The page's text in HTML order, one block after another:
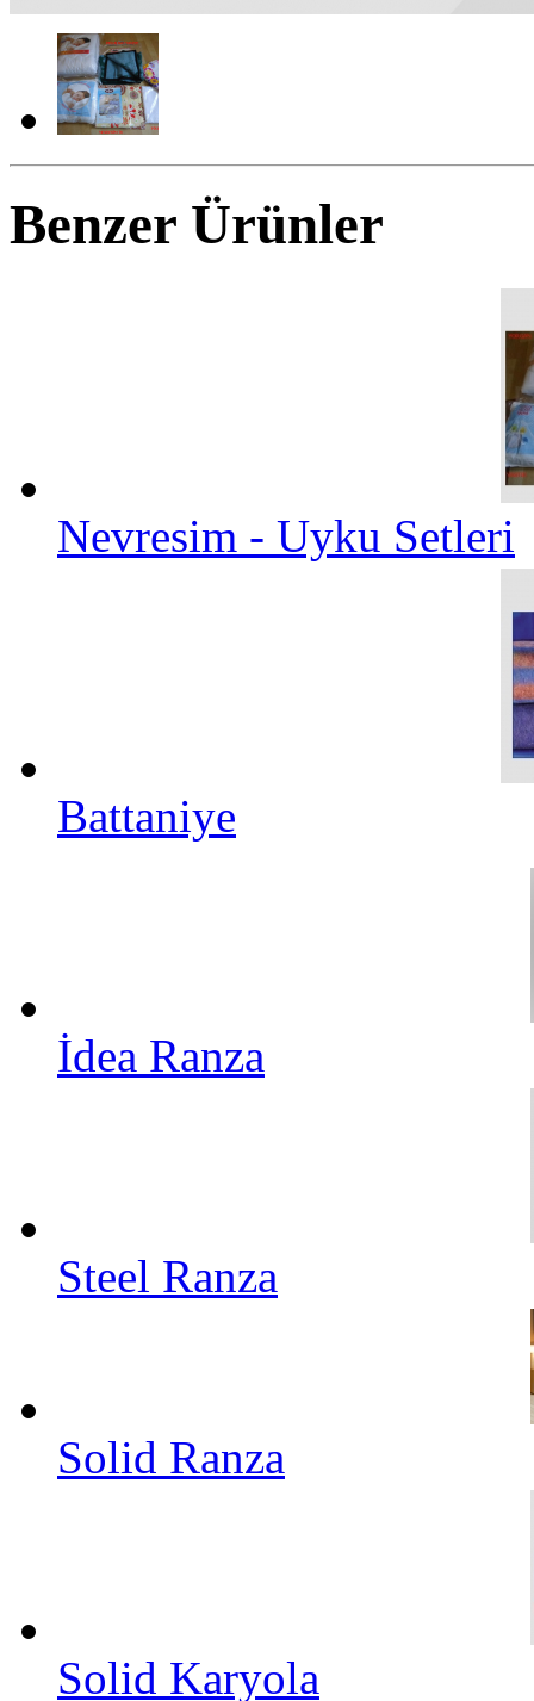
Benzer Ürünler
Nevresim - Uyku Setleri
Battaniye
İdea Ranza
Steel Ranza
Solid Ranza
Solid Karyola